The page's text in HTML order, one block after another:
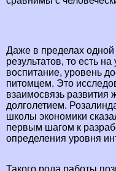
Даже в пределах одной
результатов, то есть
воспитание, уровень
питомцем. Это
взаимосвязь развития
долголетием.
школы экономики
первым шагом к
определения уровня